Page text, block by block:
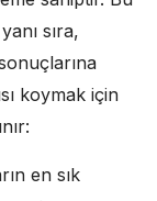
sıra,
koymak için
en sık